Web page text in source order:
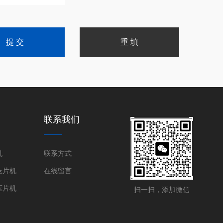
片机
片机
联系我们
联系方式
在线留言
扫一扫，添加微信